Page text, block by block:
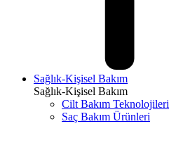
Sağlık-Kişisel Bakım
Sağlık-Kişisel Bakım
Cilt Bakım Teknolojileri
Saç Bakım Ürünleri